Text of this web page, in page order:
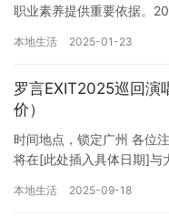
职业素养提供重要依据。
数…
本地生活 2025-01-23
罗言EXIT2025巡回演
价）
时间地点，锁定广州 各位
将在[此处插入具体日期]与
本地生活 2025-09-18